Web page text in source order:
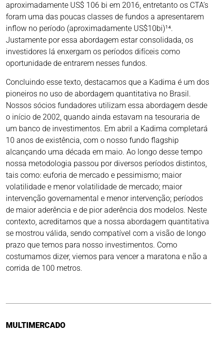
aproximadamente US$ 106 bi em 2016, entretanto os CTA’s
foram uma das poucas classes de fundos a apresentarem
inflow no período (aproximadamente US$10bi)¹⁴.
Justamente por essa abordagem estar consolidada, os
investidores lá enxergam os períodos difíceis como
oportunidade de entrarem nesses fundos.
Concluindo esse texto, destacamos que a Kadima é um dos
pioneiros no uso de abordagem quantitativa no Brasil.
Nossos sócios fundadores utilizam essa abordagem desde
o início de 2002, quando ainda estavam na tesouraria de
um banco de investimentos. Em abril a Kadima completará
10 anos de existência, com o nosso fundo flagship
alcançando uma década em maio. Ao longo desse tempo
nossa metodologia passou por diversos períodos distintos,
tais como: euforia de mercado e pessimismo; maior
volatilidade e menor volatilidade de mercado; maior
intervenção governamental e menor intervenção; períodos
de maior aderência e de pior aderência dos modelos. Neste
contexto, acreditamos que a nossa abordagem quantitativa
se mostrou válida, sendo compatível com a visão de longo
prazo que temos para nosso investimentos. Como
costumamos dizer, viemos para vencer a maratona e não a
corrida de 100 metros.
MULTIMERCADO